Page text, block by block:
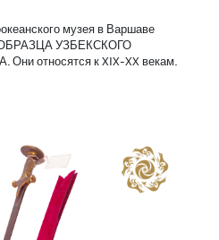
музея в Варшаве
УЗБЕКСКОГО
относятся к XIX-XX векам.